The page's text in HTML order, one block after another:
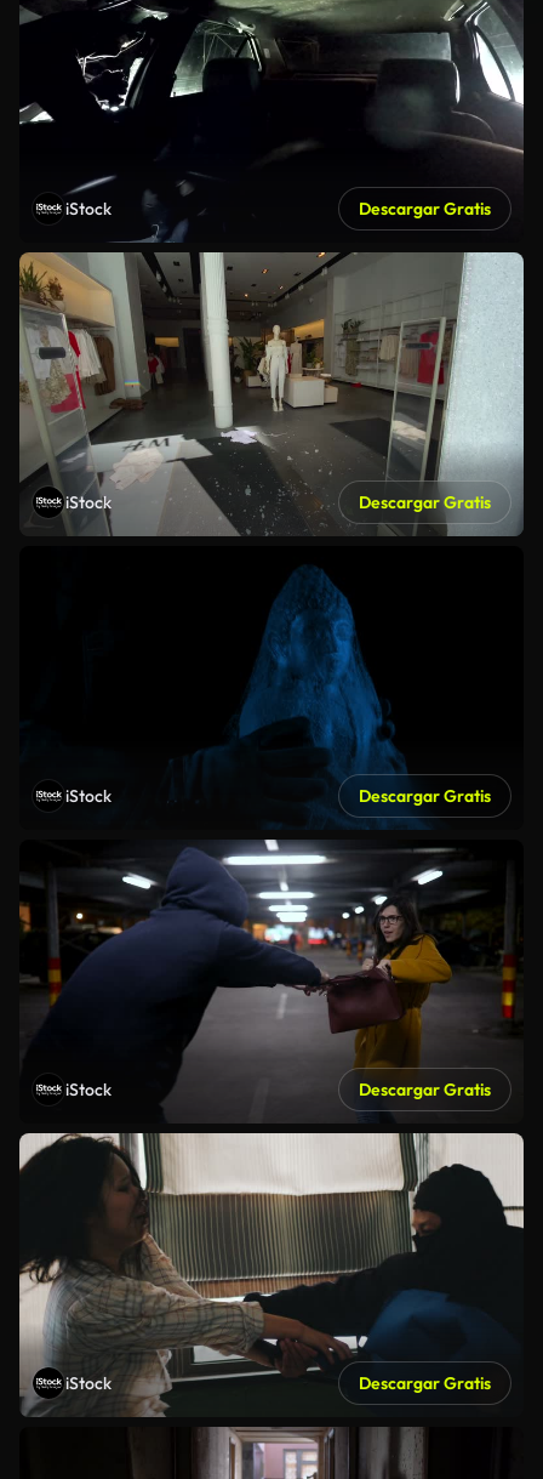
iStock Descargar Gratis
iStock Descargar Gratis
iStock Descargar Gratis
iStock Descargar Gratis
iStock Descargar Gratis